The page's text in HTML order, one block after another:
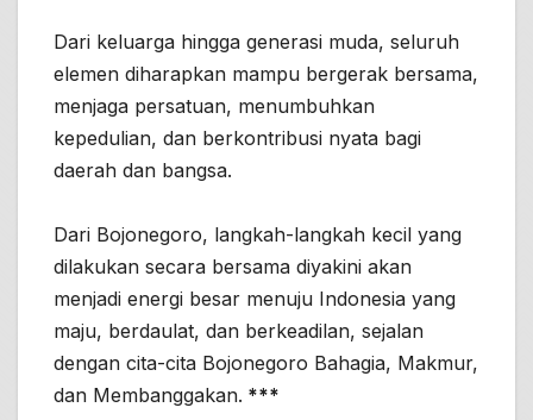
Dari keluarga hingga generasi muda, seluruh
elemen diharapkan mampu bergerak bersama,
menjaga persatuan, menumbuhkan
kepedulian, dan berkontribusi nyata bagi
daerah dan bangsa.
Dari Bojonegoro, langkah-langkah kecil yang
dilakukan secara bersama diyakini akan
menjadi energi besar menuju Indonesia yang
maju, berdaulat, dan berkeadilan, sejalan
dengan cita-cita Bojonegoro Bahagia, Makmur,
dan Membanggakan. ***